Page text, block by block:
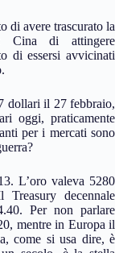
di avere trascurato la
Cina di attingere
di essersi avvicinati
dollari il 27 febbraio,
oggi, praticamente
per i mercati sono
L’oro valeva 5280
decennale
Per non parlare
mentre in Europa il
come si usa dire, è